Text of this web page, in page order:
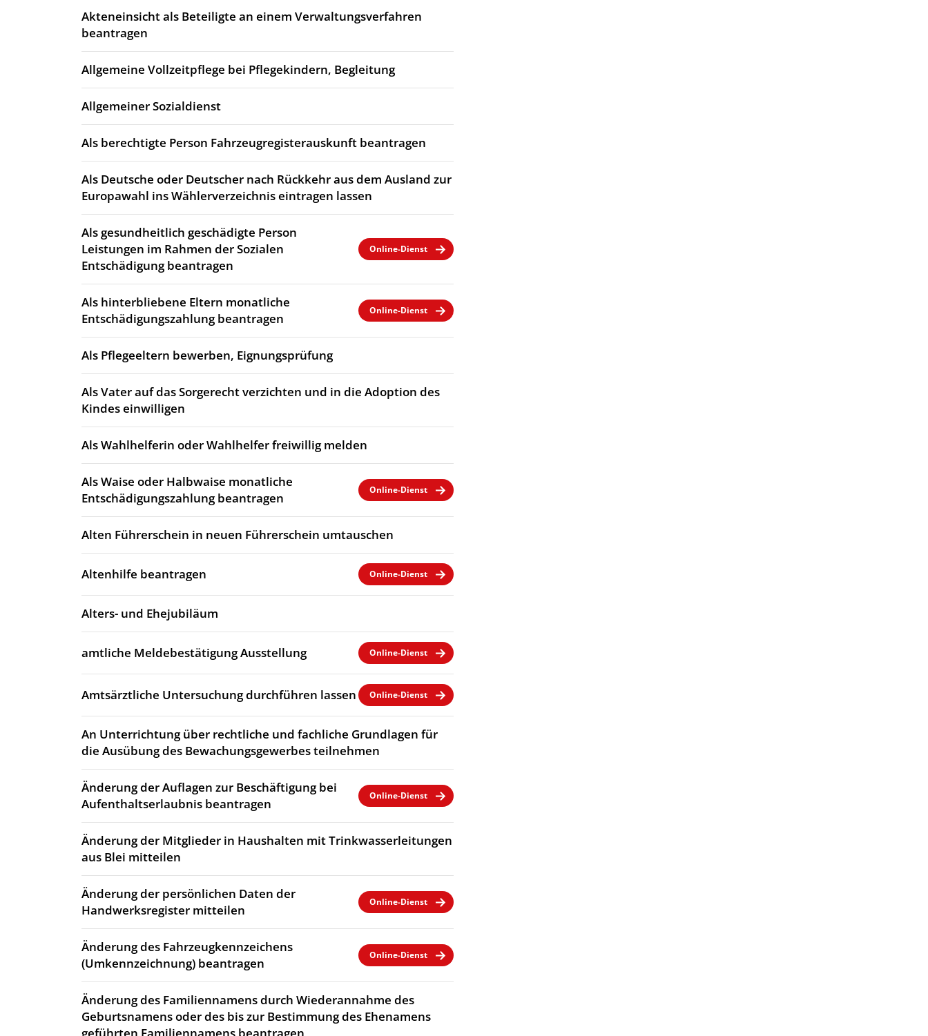
Akteneinsicht als Beteiligte an einem Verwaltungsverfahren
beantragen
Allgemeine Vollzeitpflege bei Pflegekindern, Begleitung
Allgemeiner Sozialdienst
Als berechtigte Person Fahrzeugregisterauskunft beantragen
Als Deutsche oder Deutscher nach Rückkehr aus dem Ausland zur
Europawahl ins Wählerverzeichnis eintragen lassen
Als gesundheitlich geschädigte Person
Leistungen im Rahmen der Sozialen
Entschädigung beantragen
Online-Dienst
Als hinterbliebene Eltern monatliche
Entschädigungszahlung beantragen
Online-Dienst
Als Pflegeeltern bewerben, Eignungsprüfung
Als Vater auf das Sorgerecht verzichten und in die Adoption des
Kindes einwilligen
Als Wahlhelferin oder Wahlhelfer freiwillig melden
Als Waise oder Halbwaise monatliche
Entschädigungszahlung beantragen
Online-Dienst
Alten Führerschein in neuen Führerschein umtauschen
Altenhilfe beantragen Online-Dienst
Alters- und Ehejubiläum
amtliche Meldebestätigung Ausstellung Online-Dienst
Amtsärztliche Untersuchung durchführen lassen Online-Dienst
An Unterrichtung über rechtliche und fachliche Grundlagen für
die Ausübung des Bewachungsgewerbes teilnehmen
Änderung der Auflagen zur Beschäftigung bei
Aufenthaltserlaubnis beantragen
Online-Dienst
Änderung der Mitglieder in Haushalten mit Trinkwasserleitungen
aus Blei mitteilen
Änderung der persönlichen Daten der
Handwerksregister mitteilen
Online-Dienst
Änderung des Fahrzeugkennzeichens
(Umkennzeichnung) beantragen
Online-Dienst
Änderung des Familiennamens durch Wiederannahme des
Geburtsnamens oder des bis zur Bestimmung des Ehenamens